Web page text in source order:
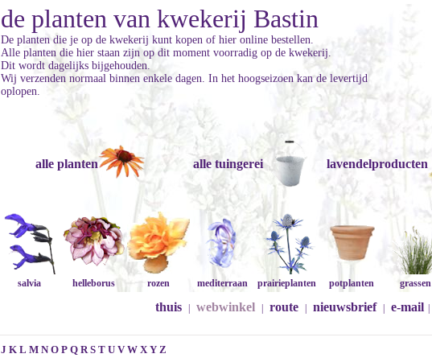
de planten van kwekerij Bastin
De planten die je op de kwekerij kunt kopen of hier online bestellen.
Alle planten die hier staan zijn op dit moment voorradig op de kwekerij.
Dit wordt dagelijks bijgehouden.
Wij verzenden normaal binnen enkele dagen. In het hoogseizoen kan de levertijd
oplopen.
alle planten alle tuingerei lavendelproducten
salvia helleborus rozen mediterraan prairieplanten potplanten grassen
thuis webwinkel route nieuwsbrief e-mail
J K L M N O P Q R S T U V W X Y Z